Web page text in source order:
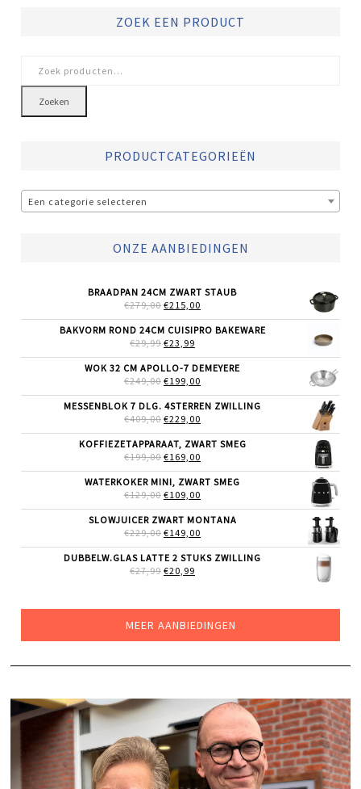
ZOEK EEN PRODUCT
naar:
Zoeken
PRODUCTCATEGORIEËN
Een categorie selecteren
ONZE AANBIEDINGEN
BRAADPAN 24CM ZWART STAUB
€279,00 OORSPRONKELIJKE
WAS:
€279,00.
€215,00
IS:
BAKVORM ROND 24CM CUISIPRO BAKEWARE
€29,99 OORSPRONKELIJKE
WAS:
€29,99.
€23,99
IS:
€23,99.
WOK 32 CM APOLLO-7 DEMEYERE
€249,00 OORSPRONKELIJKE
WAS:
€249,00.
€199,00
IS:
MESSENBLOK 7 DLG. 4STERREN ZWILLING
€409,00 OORSPRONKELIJKE
WAS:
€409,00.
€229,00
IS:
KOFFIEZETAPPARAAT, ZWART SMEG
€199,00 OORSPRONKELIJKE
WAS:
€199,00.
€169,00
IS:
WATERKOKER MINI, ZWART SMEG
€129,00 OORSPRONKELIJKE
WAS:
€129,00.
€109,00
IS:
SLOWJUICER ZWART MONTANA
€229,00 OORSPRONKELIJKE
WAS:
€229,00.
€149,00
IS:
DUBBELW.GLAS LATTE 2 STUKS ZWILLING
€27,99 OORSPRONKELIJKE
€20,99
MEER AANBIEDINGEN